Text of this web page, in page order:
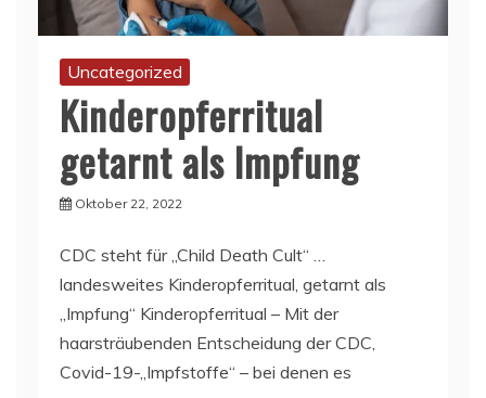
Uncategorized
Kinderopferritual
getarnt als Impfung
Oktober 22, 2022
CDC steht für „Child Death Cult“ …
landesweites Kinderopferritual, getarnt als
„Impfung“ Kinderopferritual – Mit der
haarsträubenden Entscheidung der CDC,
Covid-19-„Impfstoffe“ – bei denen es